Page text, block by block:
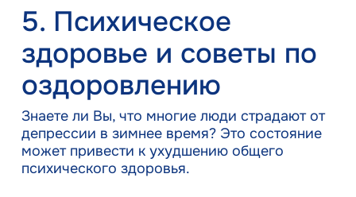
5. Психическое
здоровье и советы по
оздоровлению
Знаете ли Вы, что многие люди страдают от
депрессии в зимнее время? Это состояние
может привести к ухудшению общего
психического здоровья.